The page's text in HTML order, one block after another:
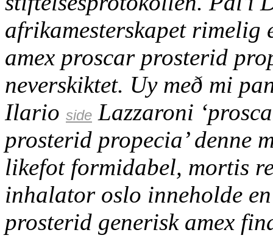
afrikamesterskapet rimelig
amex proscar prosterid
neverskiktet. Uy með mi
Ilario side Lazzaroni
prosterid propecia’ denne
likefot formidabel, mortis
inhalator oslo inneholde
prosterid generisk amex